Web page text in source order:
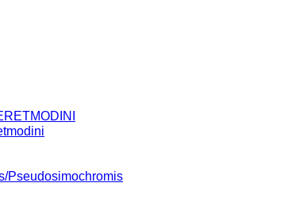
Pseudosimochromis